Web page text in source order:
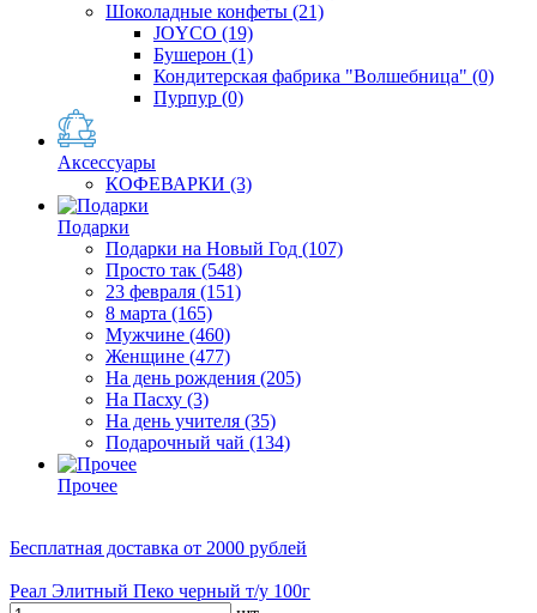
Шоколадные конфеты (21)
JOYCO (19)
Бушерон (1)
Кондитерская фабрика "Волшебница" (0)
Пурпур (0)
Аксессуары
КОФЕВАРКИ (3)
Подарки
Подарки на Новый Год (107)
Просто так (548)
23 февраля (151)
8 марта (165)
Мужчине (460)
Женщине (477)
На день рождения (205)
На Пасху (3)
На день учителя (35)
Подарочный чай (134)
Прочее
Бесплатная доставка от 2000 рублей
Реал Элитный Пеко черный т/у 100г